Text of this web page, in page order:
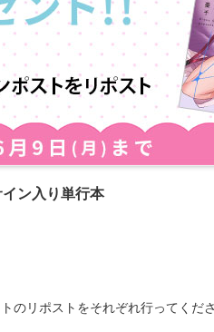
ン入り単行本
のリポストをそれぞれ行ってくだ